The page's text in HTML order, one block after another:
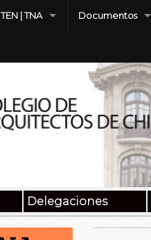
TEN | TNA Documentos
Delegaciones